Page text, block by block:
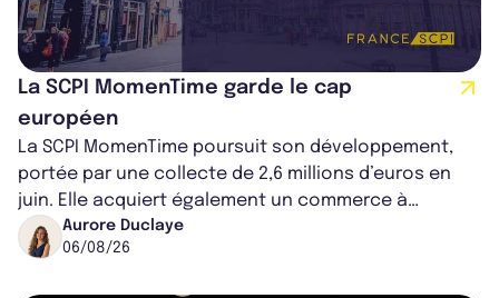
La SCPI MomenTime garde le cap
européen
La SCPI MomenTime poursuit son développement,
portée par une collecte de 2,6 millions d’euros en
juin. Elle acquiert également un commerce à
Worcester, place une plateforme logisti...
Aurore Duclaye
06/08/26